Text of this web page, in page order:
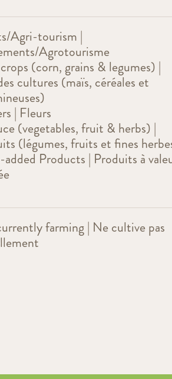
Agri-tourism |
Agrotourisme
(corn, grains & legumes) |
cultures (maïs, céréales et
| Fleurs
(vegetables, fruit & herbs) |
(légumes, fruits et fines
added Products | Produits à
farming | Ne cultive pas